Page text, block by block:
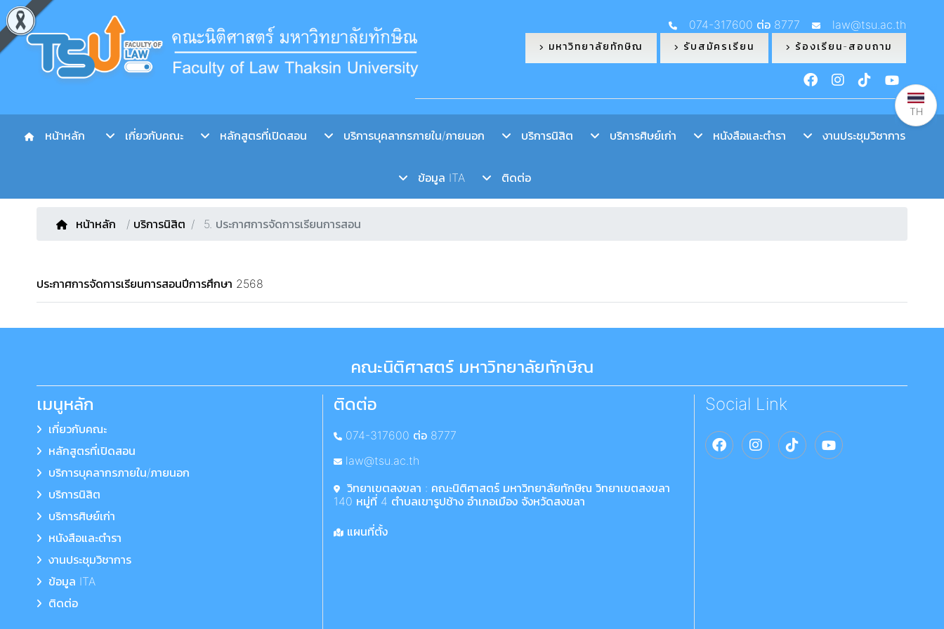
074-317600 ต่อ 8777 law@tsu.ac.th
มหาวิทยาลัยทักษิณ รับสมัครเรียน ร้องเรียน-สอบถาม
หน้าหลัก เกี่ยวกับคณะ หลักสูตรที่เปิดสอน บริการบุคลากรภายใน/ภายนอก บริการนิสิต บริการศิษย์เก่า หนังสือและตำรา งานประชุมวิชาการ
ข้อมูล ITA ติดต่อ
หน้าหลัก / บริการนิสิต 5. ประกาศการจัดการเรียนการสอน
ประกาศการจัดการเรียนการสอนปีการศึกษา 2568
คณะนิติศาสตร์ มหาวิทยาลัยทักษิณ
เมนูหลัก
เกี่ยวกับคณะ
หลักสูตรที่เปิดสอน
บริการบุคลากรภายใน/ภายนอก
บริการนิสิต
บริการศิษย์เก่า
หนังสือและตำรา
งานประชุมวิชาการ
ข้อมูล ITA
ติดต่อ
ติดต่อ
074-317600 ต่อ 8777
law@tsu.ac.th
วิทยาเขตสงขลา : คณะนิติศาสตร์ มหาวิทยาลัยทักษิณ วิทยาเขตสงขลา
140 หมู่ที่ 4 ตำบลเขารูปช้าง อำเภอเมือง จังหวัดสงขลา
แผนที่ตั้ง
Social Link
TH